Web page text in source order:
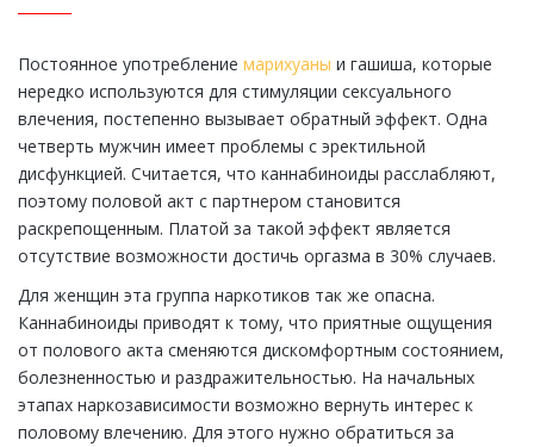
Постоянное употребление марихуаны и гашиша, которые
нередко используются для стимуляции сексуального
влечения, постепенно вызывает обратный эффект. Одна
четверть мужчин имеет проблемы с эректильной
дисфункцией. Считается, что каннабиноиды расслабляют,
поэтому половой акт с партнером становится
раскрепощенным. Платой за такой эффект является
отсутствие возможности достичь оргазма в 30% случаев.
Для женщин эта группа наркотиков так же опасна.
Каннабиноиды приводят к тому, что приятные ощущения
от полового акта сменяются дискомфортным состоянием,
болезненностью и раздражительностью. На начальных
этапах наркозависимости возможно вернуть интерес к
половому влечению. Для этого нужно обратиться за